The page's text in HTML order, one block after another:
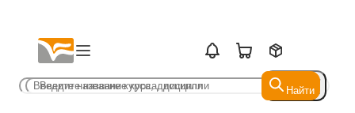
Найти
Найти